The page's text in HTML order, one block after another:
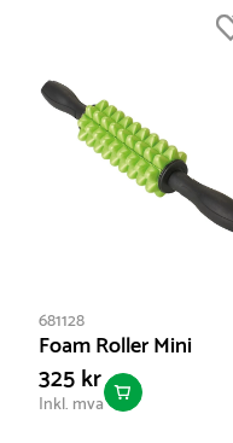
681128
Foam Roller Mini
325 kr
Inkl. mva